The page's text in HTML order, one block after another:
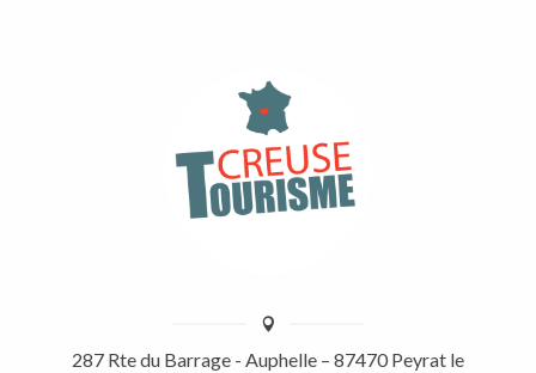
287 Rte du Barrage - Auphelle – 87470 Peyrat le